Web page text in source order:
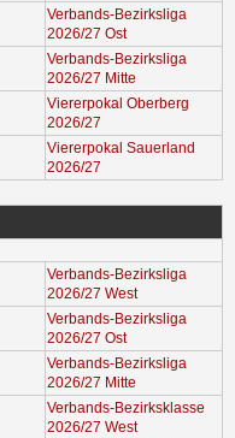
Verbands-Bezirksliga
2026/27 Ost
Verbands-Bezirksliga
2026/27 Mitte
Viererpokal Oberberg
2026/27
Viererpokal Sauerland
2026/27
Verbands-Bezirksliga
2026/27 West
Verbands-Bezirksliga
2026/27 Ost
Verbands-Bezirksliga
2026/27 Mitte
Verbands-Bezirksklasse
2026/27 West